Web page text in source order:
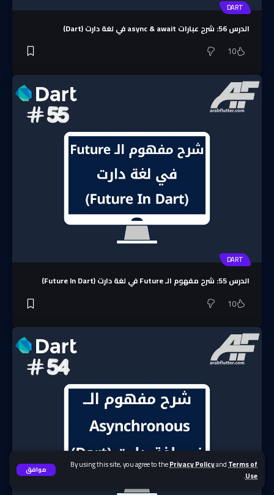
By using this site, you agree to thePrivacy PolicyandTerms of
Use
. موافق
DART
الدرس 56: شرح عبارات async & await في لغة دارت (Dart)
10
DART
الدرس 55: شرح مفهوم الـ Future في لغة دارت (Future In Dart)
10